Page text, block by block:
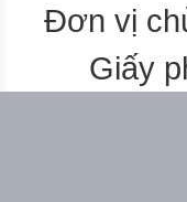
Đơn vị
Giấy